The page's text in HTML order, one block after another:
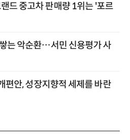
드 중고차 판매량 1위는 '포르
는 악순환…서민 신용평가 사
편안, 성장지향적 세제를 바란